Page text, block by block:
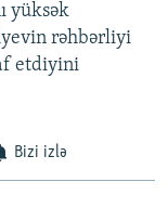
yüksək
rəhbərliyi
etdiyini
Bizi izlə